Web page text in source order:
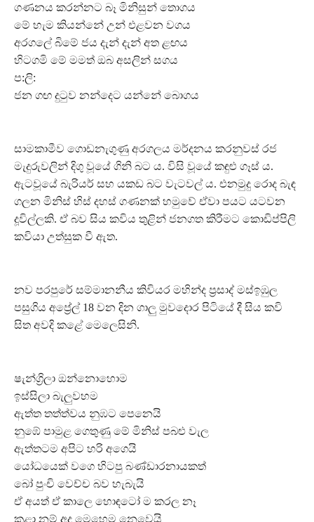
ගණනය කරන්නට බෑ මිනිසුන් තොගය
මේ හැම කියන්නේ උන් එළවන වගය
⁣අරගලේ බිමේ ජය දැන් දැන් අත ළඟය
හිටගමි මේ මමත් ඔබ අසලින් සගය
ප:ලි:
ජන ගඟ දුටුව නන්දෙට යන්නේ බොගය
සාමකාමීව ගොඩනැගුණු අරගලය මර්දනය කරනුවස් රජ
මැදුරුවලින් දිගු වූයේ ගිනි බට ය. විසි වූයේ කඳුළු ගෑස් ය.
ඇටවූයේ බැරියර් සහ යකඩ බට වැටවල් ය. එනමුදු රොද බැඳ
ගලන මිනිස් හිස් දහස් ගණනක් හමුවේ ඒවා පයට යටවන
දූවිල්ලකි. ඒ බව සිය කවිය තුළින් ජනගත කිරීමට කොඩිප්පිලි
කවියා උත්සුක වී ඇත.
නව පරපුරේ සම්මානනීය කිවියර මහින්ද ප්‍රසාද් මස්ඉඹුල
පසුගිය අප්‍රේල් 18 වන දින ගාලු මුවදොර පිටියේ දී සිය කවි
සිත අවදි කළේ මෙලෙසිනි.
ෂැන්ග්‍රිලා ඔන්නොහොම
ඉස්සිලා බැලුවහම
ඇත්ත තත්ත්වය නුඹට පෙනෙයි
නුඹේ පාමුළ ගෙතුණු මේ මිනිස් පබළු වැල
ඇත්තටම අපිට හරි අගෙයි
යෝධයෙක් වගෙ හිටපු බණ්ඩාරනායකත්
බෝ පුංචි වෙච්ච බව හැබැයි
ඒ අයත් ඒ කාලෙ හොඳටෝ ම කරල නෑ
කළා නම් අද මෙහෙම නෙවෙයි